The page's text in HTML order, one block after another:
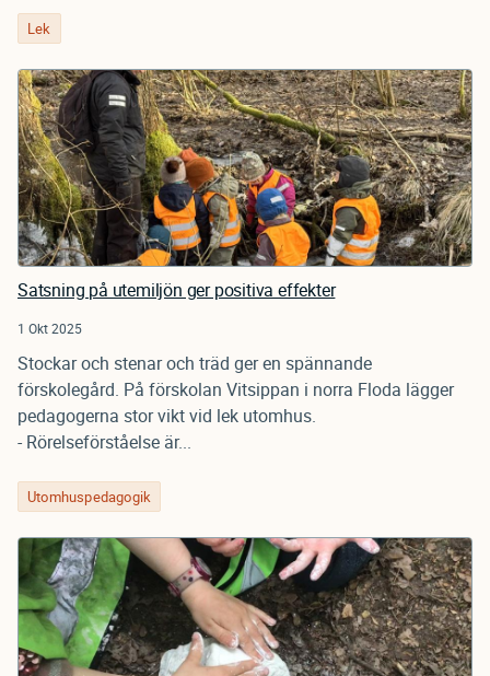
Lek
Satsning på utemiljön ger positiva effekter
1 Okt 2025
Stockar och stenar och träd ger en spännande
förskolegård. På förskolan Vitsippan i norra Floda lägger
pedagogerna stor vikt vid lek utomhus.
- Rörelseförståelse är...
Utomhuspedagogik